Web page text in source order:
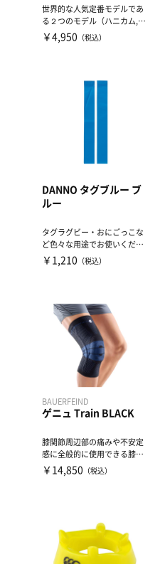
世界的な人気定番モデルであ
る２つのモデル（ハニカム,ク
ラブ）を上下で組み合わせ
￥4,950 （税込）
DANNO タグブルー ブ
ルー
タグラグビー・おにごっこな
ど色々な用途でお使いくださ
い。
￥1,210 （税込）
BAUERFEIND
ゲニュ Train BLACK
膝関節周辺部の痛みや不安定
感に全般的に使用できる膝サ
ポーター。膝関節の形状に沿
￥14,850 （税込）